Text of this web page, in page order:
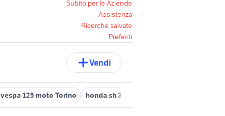
Subito per le Aziende
Assistenza
Ricerche salvate
Preferiti
Vendi
vespa 125 moto Torino honda sh 300 moto Piemonte